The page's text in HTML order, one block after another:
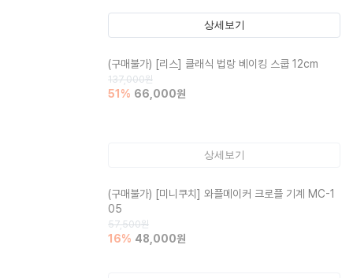
상세보기
(구매불가) [리스] 클래식 법랑 베이킹 스쿱 12cm
137,000원
51 % 66,000원
상세보기
(구매불가) [미니쿠치] 와플메이커 크로플 기계 MC-1
05
57,500원
16% 48,000원